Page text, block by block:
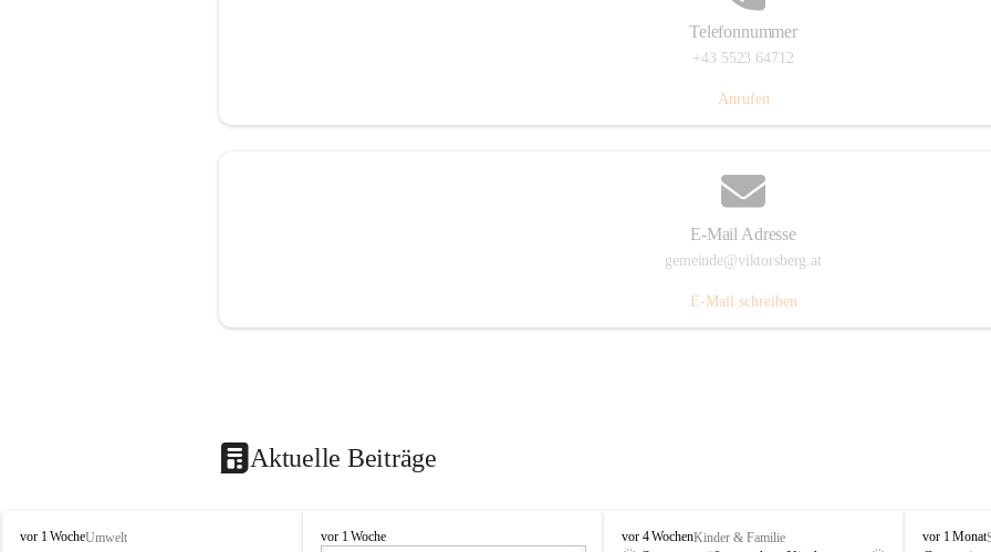
Telefonnummer
+43 5523 64712
Anrufen
E-Mail Adresse
gemeinde@viktorsberg.at
E-Mail schreiben
Aktuelle Beiträge
V
vor 1 WocheUmwelt
V
vor 1 Woche
V
vor 4 WochenKinder & Familie
V
vor 1 Monat